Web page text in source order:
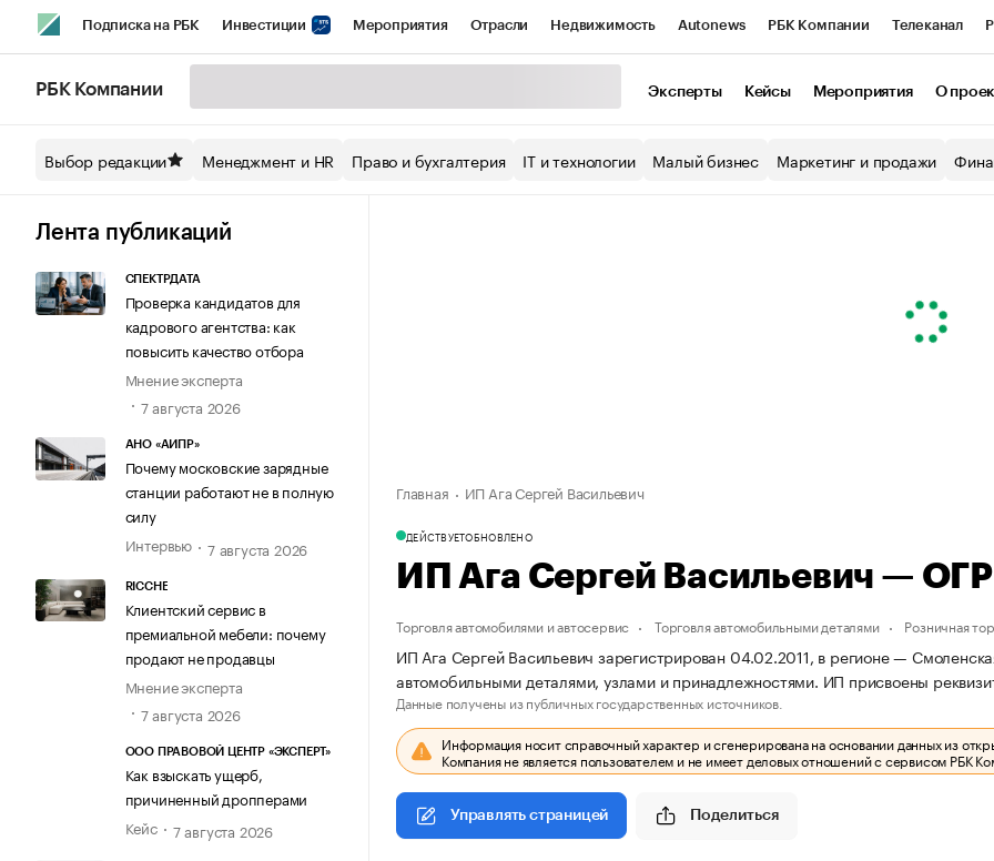
Подписка на РБК Инвестиции Мероприятия Отрасли Недвижимость Autonews РБК Компании Телеканал
Спецпроекты СПб Конференции СПб Спецпроекты Экономика Бизнес
Технологии и медиа
РБК Компании Эксперты Кейсы Мероприятия О
Выбор редакции Менеджмент и HR Право и бухгалтерия IT и технологии Малый бизнес Маркетинг и продажи
Лента публикаций
СПЕКТРДАТА
Проверка кандидатов для
кадрового агентства: как
повысить качество отбора
Мнение эксперта
7 августа 2026
АНО «АИПР»
Почему московские зарядные
станции работают не в полную
силу
Интервью
7 августа 2026
RICCHE
Клиентский сервис в
премиальной мебели: почему
продают не продавцы
Мнение эксперта
7 августа 2026
ООО ПРАВОВОЙ ЦЕНТР «ЭКСПЕРТ»
Как взыскать ущерб,
причиненный дропперами
Кейс
7 августа 2026
Главная ИП Ага Сергей Васильевич
ДЕЙСТВУЕТОБНОВЛЕНО
ИП Ага Сергей Васильевич —
Торговля автомобилями и автосервис Торговля автомобильными деталями Розничная
ИП Ага Сергей Васильевич зарегистрирован 04.02.2011, в регионе —
автомобильными деталями, узлами и принадлежностями. ИП присвоены
Данные получены из публичных государственных источников.
Информация носит справочный характер и сгенерирована на основании данных из
Компания не является пользователем и не имеет деловых отношений с сервисом РБК
Управлять страницей Поделиться